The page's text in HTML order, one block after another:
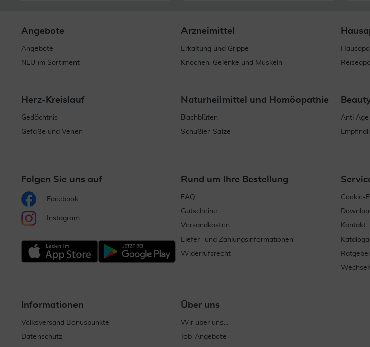
Angebote
Angebote
NEU im Sortiment
Arzneimittel
Erkältung und Grippe
Knochen, Gelenke und Muskeln
Herz-Kreislauf
Gedächtnis
Gefäße und Venen
Naturheilmittel und Homöopathie
Bachblüten
Schüßler-Salze
Anti Age
Folgen Sie uns auf
Facebook
Instagram
Rund um Ihre Bestellung
FAQ
Gutscheine
Versandkosten
Liefer- und Zahlungsinformationen
Widerrufsrecht
Cookie-
Kontakt
Informationen
Volksversand Bonuspunkte
Datenschutz
Über uns
Wir über uns...
Job-Angebote